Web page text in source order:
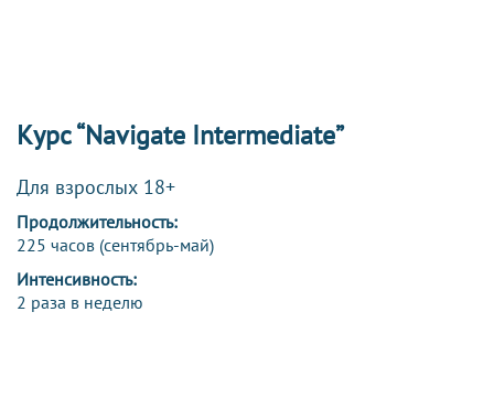
Курс “Navigate Intermediate”
Для взрослых 18+
Продолжительность:
225 часов (сентябрь-май)
Интенсивность:
2 раза в неделю